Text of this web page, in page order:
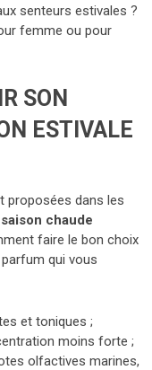
senteurs estivales ?
femme ou pour
SON
ESTIVALE
proposées dans les
chaude
faire le bon choix
qui vous
et toniques ;
moins forte ;
olfactives marines,